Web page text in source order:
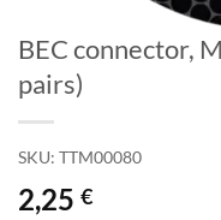
BEC connector,
pairs)
SKU: TTM00080
2,25 €